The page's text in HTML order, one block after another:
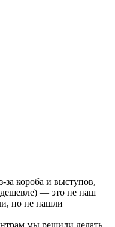
за короба и выступов,
— это не наш
но не нашли
мы решили делать